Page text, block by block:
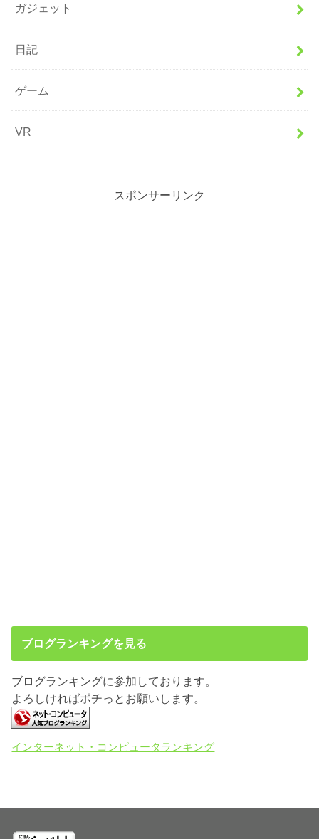
ガジェット
日記
ゲーム
VR
スポンサーリンク
ブログランキングを見る
ブログランキングに参加しております。
よろしければポチっとお願いします。
インターネット・コンピュータランキング